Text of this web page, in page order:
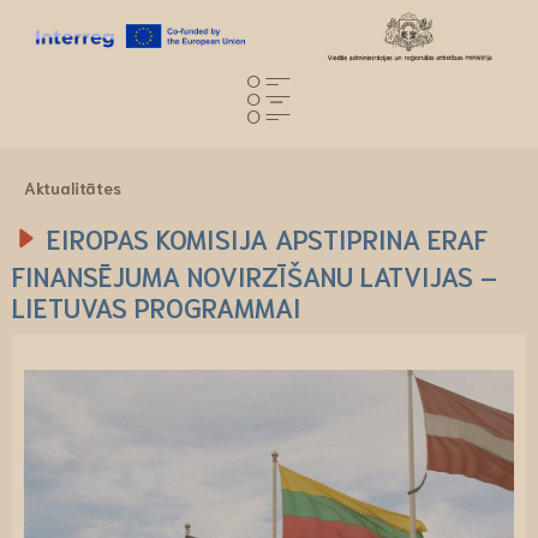
Aktualitātes
EIROPAS KOMISIJA APSTIPRINA ERAF
FINANSĒJUMA NOVIRZĪŠANU LATVIJAS –
LIETUVAS PROGRAMMAI